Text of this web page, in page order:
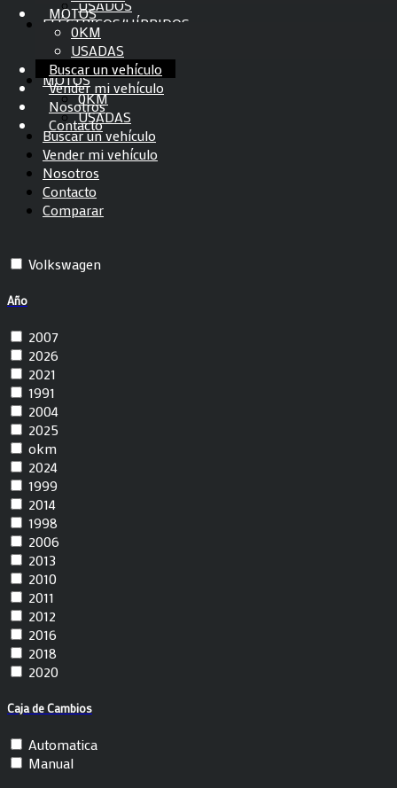
USADOS
ELÉCTRICOS/HÍBRIDOS
0KM
USADOS
MOTOS
0KM
USADAS
Buscar un vehículo
Vender mi vehículo
Nosotros
Contacto
Comparar
MOTOS
0KM
USADAS
Buscar un vehículo
Vender mi vehículo
Nosotros
Contacto
RAMPAGE
Gilera
Peugeot
jeep
Yamaha
Fiat
Audi
Renault
Ford
Chevrolet
Honda
Volkswagen
Año
2007
2026
2021
1991
2004
2025
okm
2024
1999
2014
1998
2006
2013
2010
2011
2012
2016
2018
2020
Caja de Cambios
Automatica
Manual